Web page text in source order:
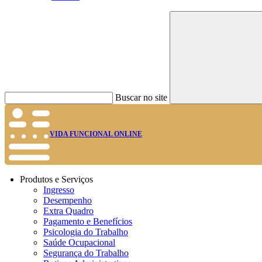
Buscar no site
VIDA FUNCIONAL ONLINE
Produtos e Serviços
Ingresso
Desempenho
Extra Quadro
Pagamento e Benefícios
Psicologia do Trabalho
Saúde Ocupacional
Segurança do Trabalho